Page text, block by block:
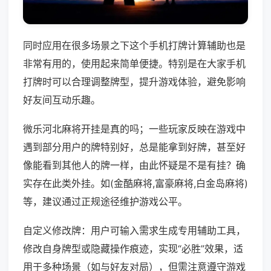
同时应用在很多场景之下这个手机打牌计算辅助也是
非常有用的，使用起来简单便捷。特别是在大家手机
打牌时可以合理调整牌型，提升游戏体验，避免影响
好友间互动乐趣。
微乐河北麻将开挂是真的吗；一些玩家反映在游戏中
遇到部分用户的牌特别好，总是能拿到好牌，甚至好
像能看到其他人的牌一样，由此怀疑是不是有挂？确
实存在此类外挂。如(金酷麻将,富豪麻将,白金岛麻将)
等，建议通过正规途径维护游戏公平。
自定义修改牌：用户可输入需求生成专用辅助工具，
修改自身牌型或隐藏操作痕迹，实现“必胜”效果，适
用于多种场景（如与好友对局），但需注意遵守游戏